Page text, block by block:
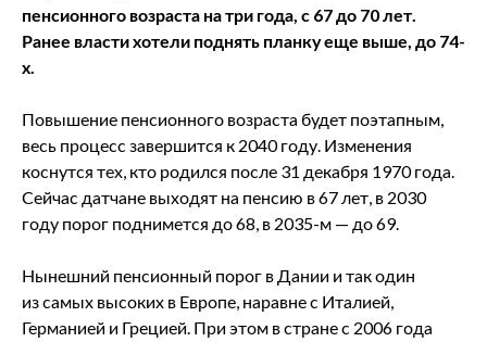
пенсионного возраста на три года, с 67 до 70 лет.
Ранее власти хотели поднять планку еще выше, до 74-
х.
Повышение пенсионного возраста будет поэтапным,
весь процесс завершится к 2040 году. Изменения
коснутся тех, кто родился после 31 декабря 1970 года.
Сейчас датчане выходят на пенсию в 67 лет, в 2030
году порог поднимется до 68, в 2035-м — до 69.
Нынешний пенсионный порог в Дании и так один
из самых высоких в Европе, наравне с Италией,
Германией и Грецией. При этом в стране с 2006 года